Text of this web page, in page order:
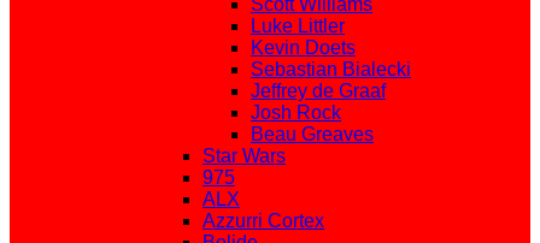
Scott Williams
Luke Littler
Kevin Doets
Sebastian Bialecki
Jeffrey de Graaf
Josh Rock
Beau Greaves
Star Wars
975
ALX
Azzurri Cortex